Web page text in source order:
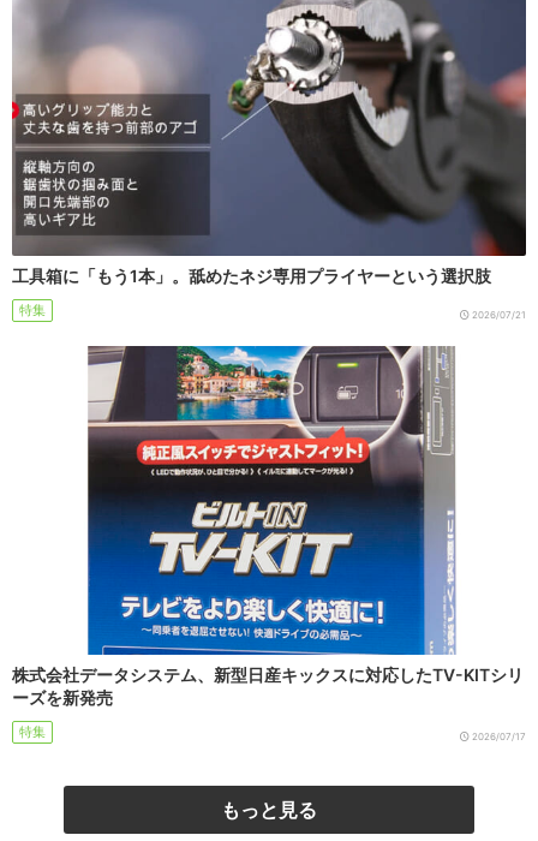
工具箱に「もう1本」。舐めたネジ専用プライヤーという選択肢
特集 2026/07/21
株式会社データシステム、新型日産キックスに対応したTV-KITシリ
ーズを新発売
特集 2026/07/17
もっと見る